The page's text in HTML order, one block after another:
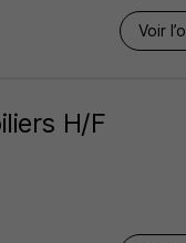
Voir
H/F